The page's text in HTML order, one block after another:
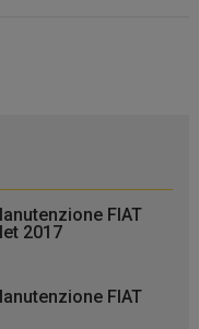
nuova generazione,
Continental si è
FIAT
2017
FIAT